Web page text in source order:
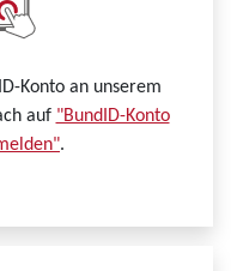
Konto an unserem
auf "BundID-Konto
.